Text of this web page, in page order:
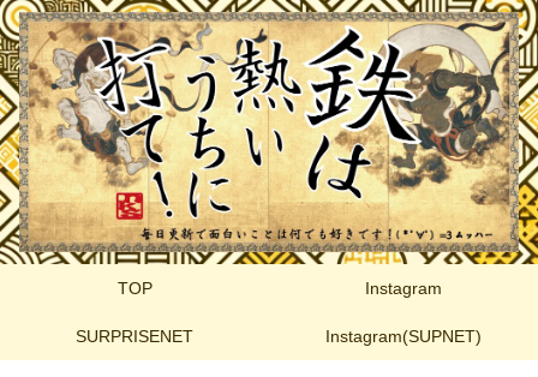
TOP Instagram
SURPRISENET Instagram(SUPNET)